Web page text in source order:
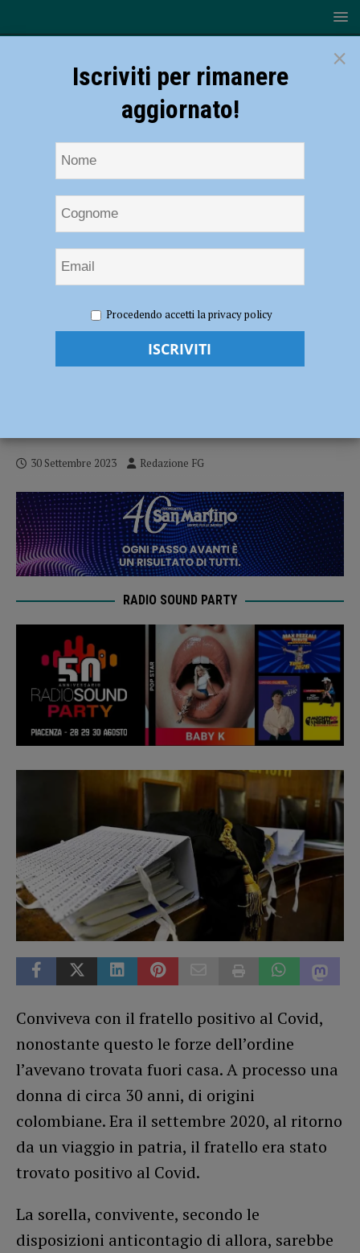
col fratello positivo al Covid ma venne sorpresa a Malpensa, donna a
processo per aver violato la quarantena
Conviveva col fratello positivo al Covid
30 Settembre 2023 Redazione FG
RADIO SOUND PARTY
Conviveva con il fratello positivo al Covid,
nonostante questo le forze dell’ordine
l’avevano trovata fuori casa. A processo una
donna di circa 30 anni, di origini
colombiane. Era il settembre 2020, al ritorno
da un viaggio in patria, il fratello era stato
trovato positivo al Covid.
La sorella, convivente, secondo le
disposizioni anticontagio di allora, sarebbe
×
Iscriviti per rimanere
aggiornato!
Procedendo accetti la privacy policy